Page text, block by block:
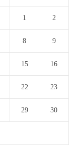
1 2
8 9
15 16
22 23
29 30